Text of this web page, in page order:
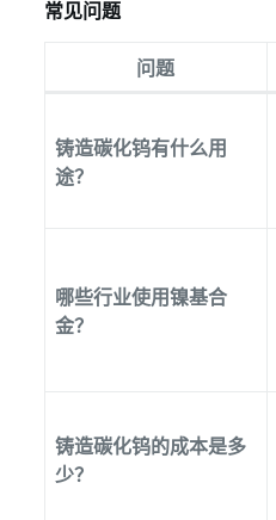
常见问题
问题
铸造碳化钨有什么用
途？
哪些行业使用镍基合
金？
铸造碳化钨的成本是多
少？